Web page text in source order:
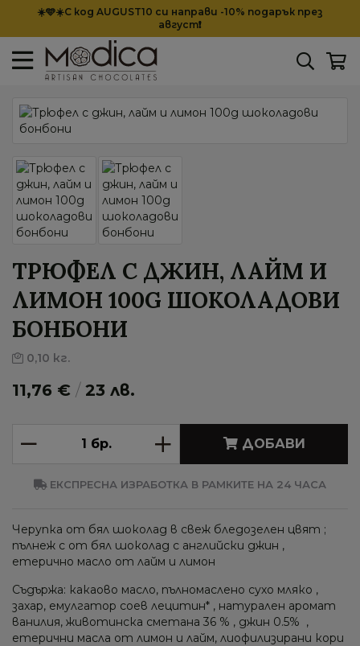
☀️🩵☀️С код AUGUST10 си направи -10% подарък през
август❗
ТРЮФЕЛ С ДЖИН, ЛАЙМ И
ЛИМОН 100G ШОКОЛАДОВИ
БОНБОНИ
0,10 кг.
11,76 € / 23 лв.
ДОБАВИ
ЕКСПРЕСНА ИЗРАБОТКА В РАМКИТЕ НА 24 ЧАСА
Черупка от бял шоколад в свеж бледозелен цвят ;
пълнеж с от бял шоколад с английски джин ,
етерично масло от лайм и лимон
Съдържа: какаово масло, пълномаслено сухо мляко ,
захар, емулгатор соев лецитин* , натурален аромат
ванилия, животинска сметана 36 % , джин 0.5% ,
етерични масла от лимон и лайм, лиофилизирани кори